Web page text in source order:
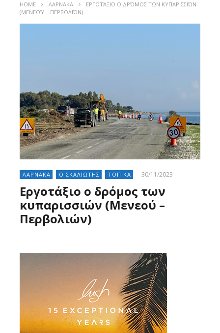
HOME ΛΑΡΝΑΚΑ
ΕΡΓΟΤΆΞΙΟ Ο ΔΡΌΜΟΣ ΤΩΝ ΚΥΠΑΡΙΣΣΙΏΝ
(ΜΕΝΕΟΎ – ΠΕΡΒΟΛΙΏΝ)
ΛΑΡΝΑΚΑ Ο ΣΚΑΛΙΩΤΗΣ ΤΟΠΙΚΑ 30/11/2023
Εργοτάξιο ο δρόμος των
κυπαρισσιών (Μενεού –
Περβολιών)